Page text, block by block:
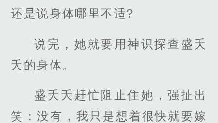
还是说身体哪里不适?
说完，她就要用神识探查盛夭
夭的身体。
盛夭夭赶忙阻止住她，强扯出
笑：没有，我只是想着很快就要嫁